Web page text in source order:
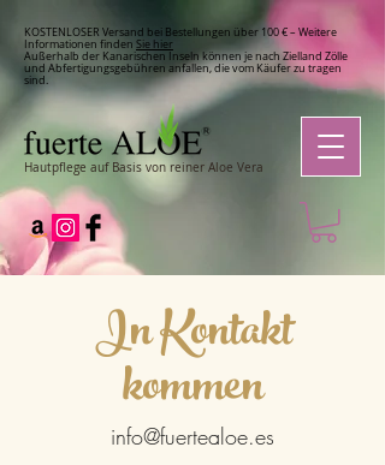
Hautpflege auf Basis von reiner Aloe Vera
KOSTENLOSER Versand bei Bestellungen über 100 € – Weitere
Informationen finden Sie hier
Außerhalb der Kanarischen Inseln können je nach Zielland Zölle
und Abfertigungsgebühren anfallen, die vom Käufer zu tragen
sind.
In Kontakt
kommen
info@fuertealoe.es